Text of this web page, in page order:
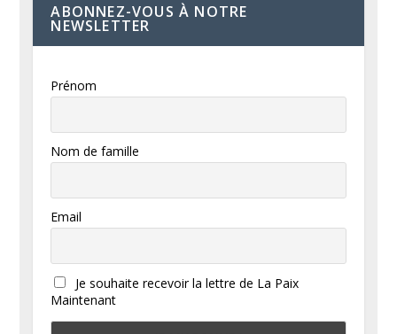
ABONNEZ-VOUS À NOTRE
NEWSLETTER
Prénom
Nom de famille
Email
Je souhaite recevoir la lettre de La Paix
Maintenant